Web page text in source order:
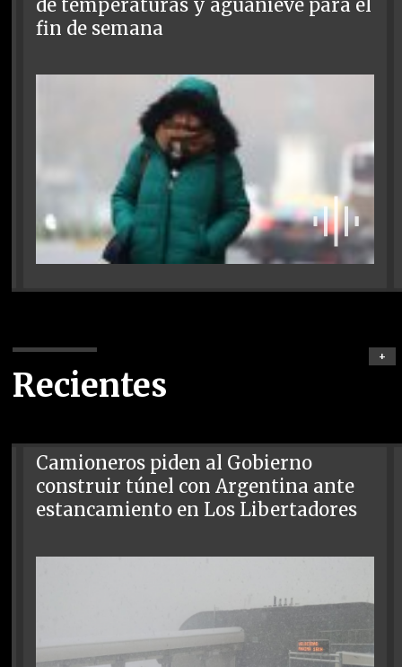
de temperaturas y aguanieve para el
fin de semana
Recientes
+
Camioneros piden al Gobierno
construir túnel con Argentina ante
estancamiento en Los Libertadores